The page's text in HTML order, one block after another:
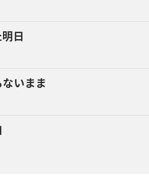
日
ないまま